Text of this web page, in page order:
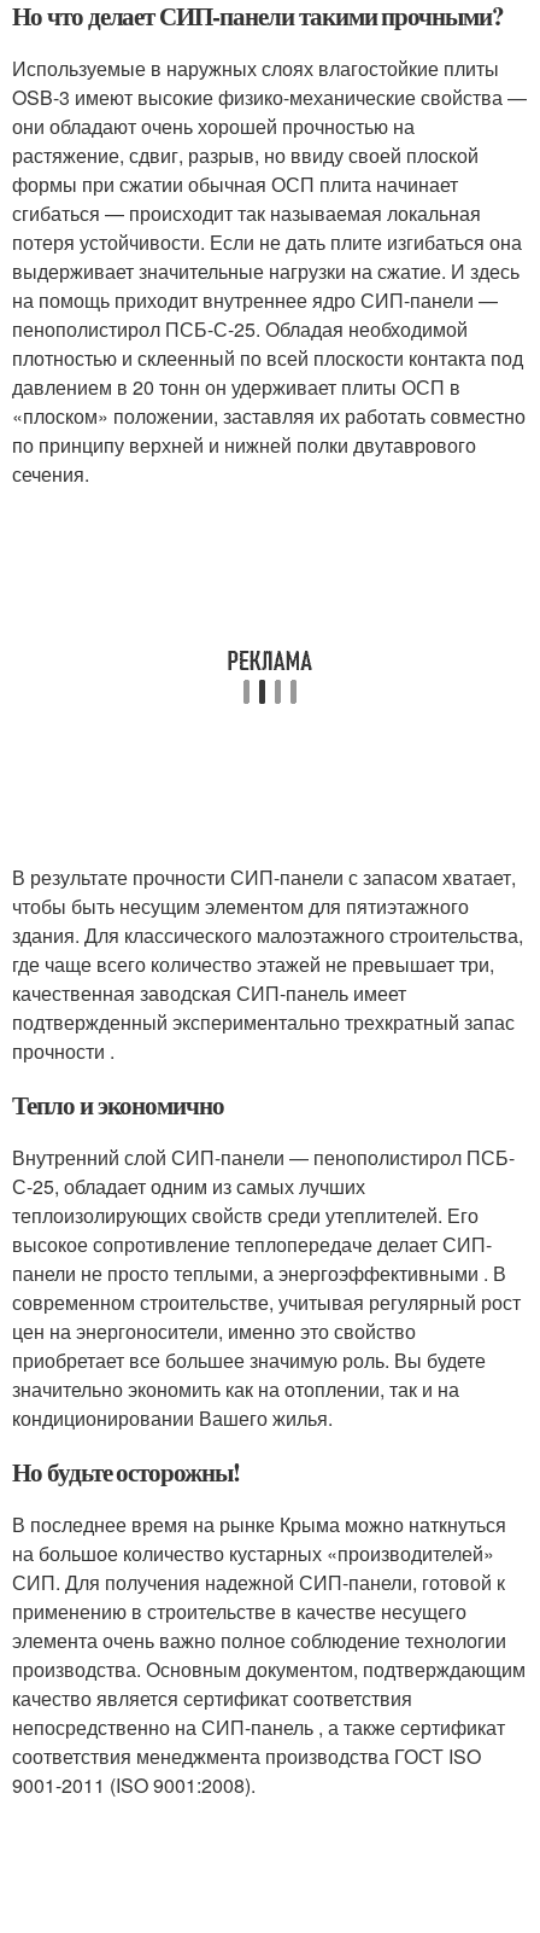
Но что делает СИП-панели такими прочными?
Используемые в наружных слоях влагостойкие плиты
OSB-3 имеют высокие физико-механические свойства —
они обладают очень хорошей прочностью на
растяжение, сдвиг, разрыв, но ввиду своей плоской
формы при сжатии обычная ОСП плита начинает
сгибаться — происходит так называемая локальная
потеря устойчивости. Если не дать плите изгибаться она
выдерживает значительные нагрузки на сжатие. И здесь
на помощь приходит внутреннее ядро СИП-панели —
пенополистирол ПСБ-С-25. Обладая необходимой
плотностью и склеенный по всей плоскости контакта под
давлением в 20 тонн он удерживает плиты ОСП в
«плоском» положении, заставляя их работать совместно
по принципу верхней и нижней полки двутаврового
сечения.
В результате прочности СИП-панели с запасом хватает,
чтобы быть несущим элементом для пятиэтажного
здания. Для классического малоэтажного строительства,
где чаще всего количество этажей не превышает три,
качественная заводская СИП-панель имеет
подтвержденный экспериментально трехкратный запас
прочности .
Тепло и экономично
Внутренний слой СИП-панели — пенополистирол ПСБ-
С-25, обладает одним из самых лучших
теплоизолирующих свойств среди утеплителей. Его
высокое сопротивление теплопередаче делает СИП-
панели не просто теплыми, а энергоэффективными . В
современном строительстве, учитывая регулярный рост
цен на энергоносители, именно это свойство
приобретает все большее значимую роль. Вы будете
значительно экономить как на отоплении, так и на
кондиционировании Вашего жилья.
Но будьте осторожны!
В последнее время на рынке Крыма можно наткнуться
на большое количество кустарных «производителей»
СИП. Для получения надежной СИП-панели, готовой к
применению в строительстве в качестве несущего
элемента очень важно полное соблюдение технологии
производства. Основным документом, подтверждающим
качество является сертификат соответствия
непосредственно на СИП-панель , а также сертификат
соответствия менеджмента производства ГОСТ ISO
9001-2011 (ISO 9001:2008).